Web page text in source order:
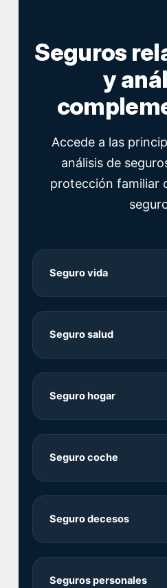
Seguros
y
Accede a las
análisis de
protección familiar
Seguro vida
Seguro salud
Seguro hogar
Seguro coche
Seguro decesos
Seguros personales